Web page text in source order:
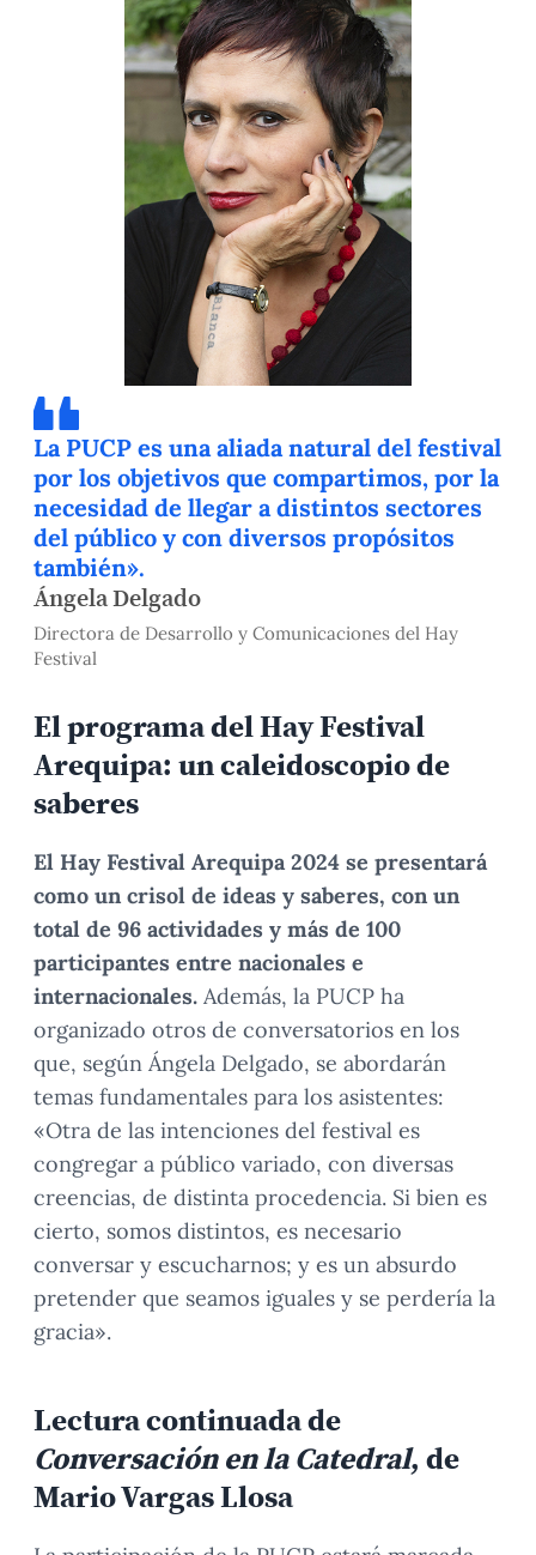
La PUCP es una aliada natural del festival
por los objetivos que compartimos, por la
necesidad de llegar a distintos sectores
del público y con diversos propósitos
también».
Ángela Delgado
Directora de Desarrollo y Comunicaciones del Hay
Festival
El programa del Hay Festival
Arequipa: un caleidoscopio de
saberes
El Hay Festival Arequipa 2024 se presentará
como un crisol de ideas y saberes, con un
total de 96 actividades y más de 100
participantes entre nacionales e
internacionales. Además, la PUCP ha
organizado otros de conversatorios en los
que, según Ángela Delgado, se abordarán
temas fundamentales para los asistentes:
«Otra de las intenciones del festival es
congregar a público variado, con diversas
creencias, de distinta procedencia. Si bien es
cierto, somos distintos, es necesario
conversar y escucharnos; y es un absurdo
pretender que seamos iguales y se perdería la
gracia».
Lectura continuada de
Conversación en la Catedral, de
Mario Vargas Llosa